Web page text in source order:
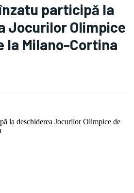
participă la
Jocurilor Olimpice
la Milano-Cortina